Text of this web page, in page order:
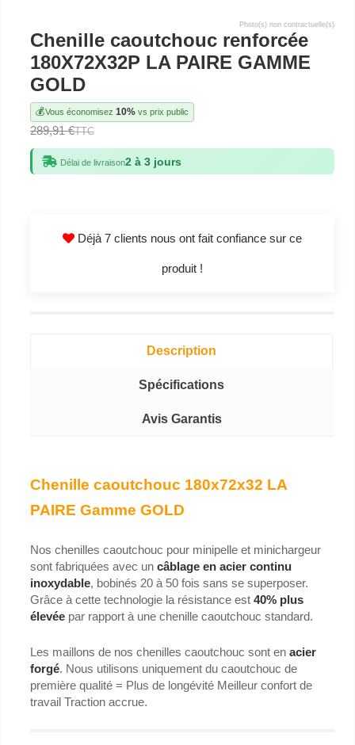
Photo(s) non contractuelle(s)
Chenille caoutchouc renforcée
180X72X32P LA PAIRE GAMME
GOLD
💰Vous économisez 10% vs prix public
289,91 €TTC
Délai de livraison2 à 3 jours
Déjà 7 clients nous ont fait confiance sur ce
produit !
Description
Spécifications
Avis Garantis
Chenille caoutchouc 180x72x32 LA
PAIRE Gamme GOLD
Nos chenilles caoutchouc pour minipelle et minichargeur
sont fabriquées avec un câblage en acier continu
inoxydable, bobinés 20 à 50 fois sans se superposer.
Grâce à cette technologie la résistance est 40% plus
élevée par rapport à une chenille caoutchouc standard.
Les maillons de nos chenilles caoutchouc sont en acier
forgé. Nous utilisons uniquement du caoutchouc de
première qualité = Plus de longévité Meilleur confort de
travail Traction accrue.